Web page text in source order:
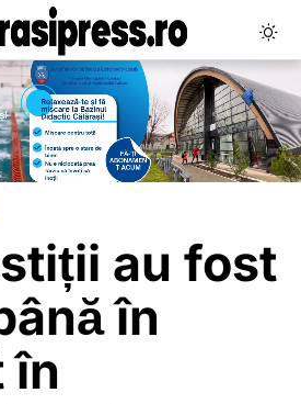
au fost
în
în